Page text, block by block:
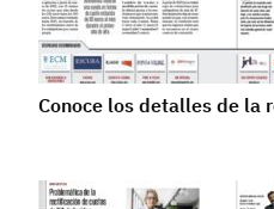
Conoce los detalles de la